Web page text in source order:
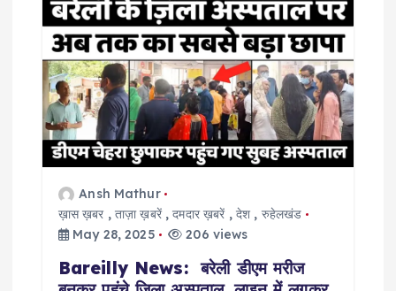
g
a
t
Ansh Mathur
ख़ास ख़बर ,ताज़ा ख़बरें,दमदार ख़बरें , देश , रुहेलखंड
May 28, 2025
206 views
Bareilly News: बरेली डीएम मरीज